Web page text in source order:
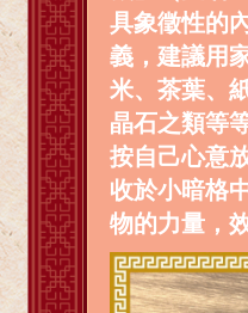
具象徵性的
義，建議用
米、茶葉、
晶石之類等
按自己心意
收於小暗格
物的力量，